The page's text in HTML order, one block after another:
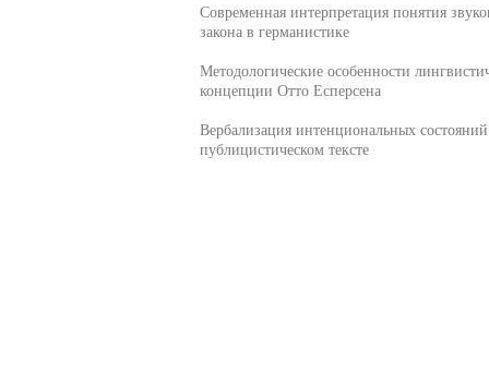
Современная интерпретация понятия
закона в германистике
Методологические особенности
концепции Отто Есперсена
Вербализация интенциональных
публицистическом тексте